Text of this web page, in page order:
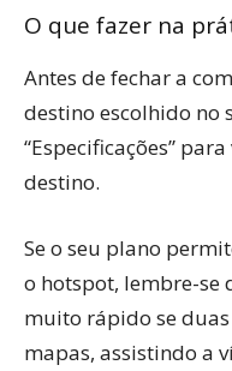
O que fazer na
Antes de fechar a
destino escolhido no
“Especificações”
destino.
Se o seu plano
o hotspot, lembre-se
muito rápido se
mapas, assistindo a